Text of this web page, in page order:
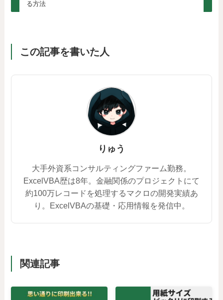
る方法
この記事を書いた人
りゅう
大手外資系コンサルティングファーム勤務。
ExcelVBA歴は8年。金融関係のプロジェクトにて
約100万レコードを処理するマクロの開発実績あ
り。ExcelVBAの基礎・応用情報を発信中。
関連記事